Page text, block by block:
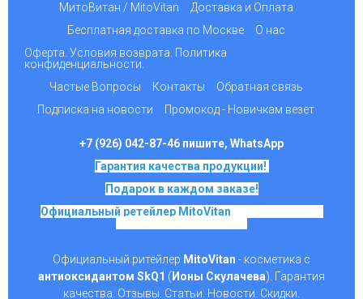
МитоВитан / MitoVitan
Доставка и Оплата
Бесплатная доставка по Москве
О нас
Оферта. Условия возврата. Политика
конфиденциальности.
Частые Вопросы
Контакты
Обратная связь
Подписка на новости
Промокод - Новичкам везет
+7 (926) 042-87-46 пишите, WhatsApp
Гарантия качества продукции!
Подарок в каждом заказе!
Официальный ретейлер MitoVitan
Официальный ритейлер MitoVitan - косметика с
антиоксидантом SkQ1 ( Ионы Скулачева). Гарантия
качества. Отзывы. Статьи. Новости. Скидки.